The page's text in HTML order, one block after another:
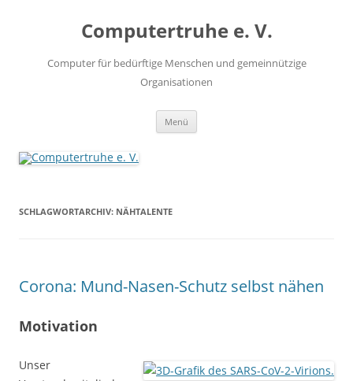
Computertruhe e. V.
Computer für bedürftige Menschen und gemeinnützige
Organisationen
Menü
SCHLAGWORTARCHIV: NÄHTALENTE
Corona: Mund-Nasen-Schutz selbst nähen
Motivation
Unser